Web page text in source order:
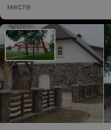
месте